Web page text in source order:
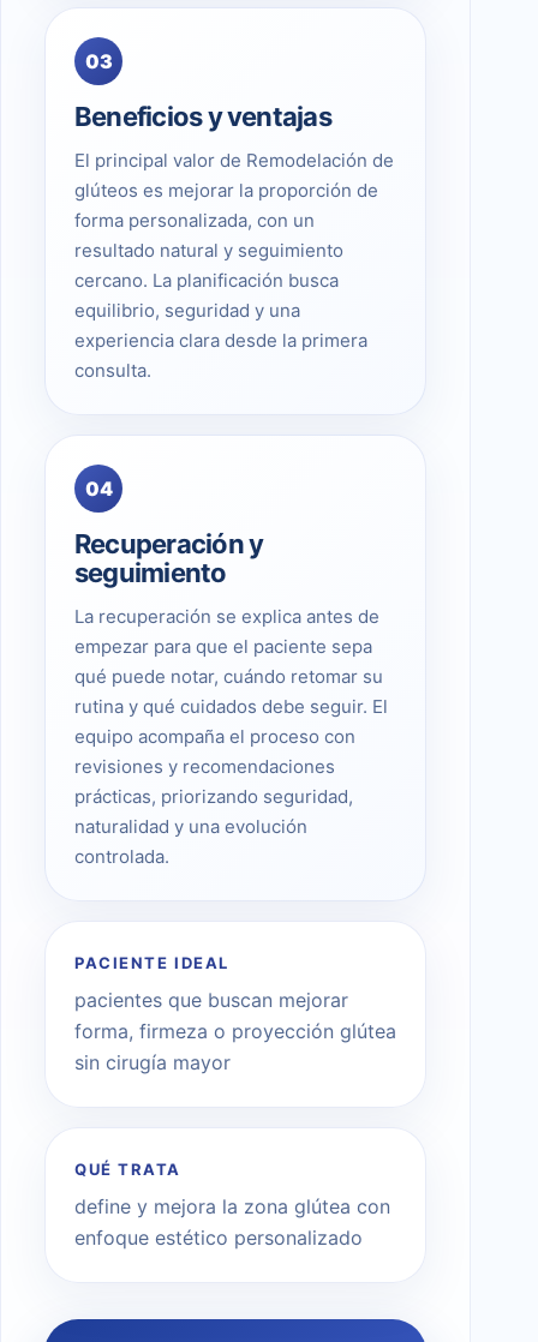
03
Beneficios y ventajas
El principal valor de Remodelación de
glúteos es mejorar la proporción de
forma personalizada, con un
resultado natural y seguimiento
cercano. La planificación busca
equilibrio, seguridad y una
experiencia clara desde la primera
consulta.
04
Recuperación y
seguimiento
La recuperación se explica antes de
empezar para que el paciente sepa
qué puede notar, cuándo retomar su
rutina y qué cuidados debe seguir. El
equipo acompaña el proceso con
revisiones y recomendaciones
prácticas, priorizando seguridad,
naturalidad y una evolución
controlada.
PACIENTE IDEAL
pacientes que buscan mejorar
forma, firmeza o proyección glútea
sin cirugía mayor
QUÉ TRATA
define y mejora la zona glútea con
enfoque estético personalizado